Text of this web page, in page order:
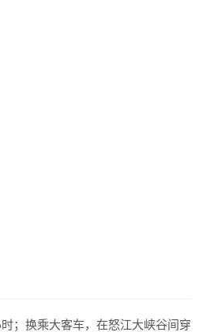
；换乘大客车，在怒江大峡谷间穿